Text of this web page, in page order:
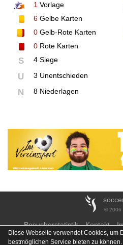
1 Vorlage
6 Gelbe Karten
0 Gelb-Rote Karten
0 Rote Karten
S 4 Siege
U 3 Unentschieden
N 8 Niederlagen
© 2006
Besucherstatistik Kontakt
Diese Webseite verwendet Cookies, um
bestmöglichen Service bieten zu